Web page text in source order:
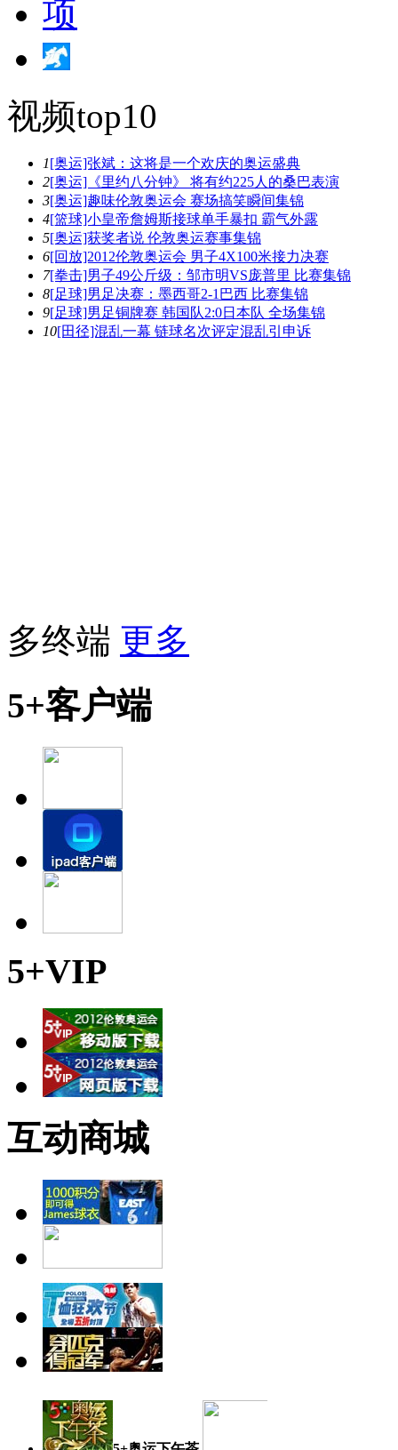
视频top10
1[奥运]张斌：这将是一个欢庆的奥运盛典
2[奥运]《里约八分钟》 将有约225人的桑巴表演
3[奥运]趣味伦敦奥运会 赛场搞笑瞬间集锦
4[篮球]小皇帝詹姆斯接球单手暴扣 霸气外露
5[奥运]获奖者说 伦敦奥运赛事集锦
6[回放]2012伦敦奥运会 男子4X100米接力决赛
7[拳击]男子49公斤级：邹市明VS庞普里 比赛集锦
8[足球]男足决赛：墨西哥2-1巴西 比赛集锦
9[足球]男足铜牌赛 韩国队2:0日本队 全场集锦
10[田径]混乱一幕 链球名次评定混乱引申诉
多终端 更多
5+客户端
5+VIP
互动商城